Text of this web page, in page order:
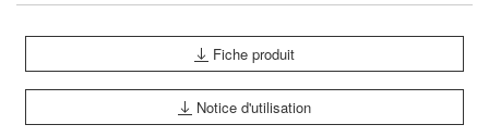
Fiche produit
Notice d'utilisation